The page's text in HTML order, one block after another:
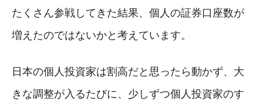
たくさん参戦してきた結果、個人の証券口座数が
増えたのではないかと考えています。
日本の個人投資家は割高だと思ったら動かず、大
きな調整が入るたびに、少しずつ個人投資家のす